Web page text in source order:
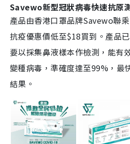
Savewo新型冠狀病毒快速抗原
產品由香港口罩品牌Savewo聯乘
抗疫優惠價低至$18買到。產品
要以採集鼻液樣本作檢測，能
變種病毒，準確度達至99%，最
結果。